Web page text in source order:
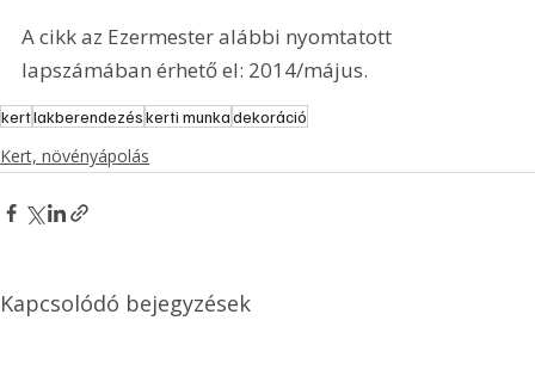
A cikk az Ezermester alábbi nyomtatott
lapszámában érhető el: 2014/május.
kertlakberendezéskerti munkadekoráció
Kert, növényápolás
Kapcsolódó bejegyzések